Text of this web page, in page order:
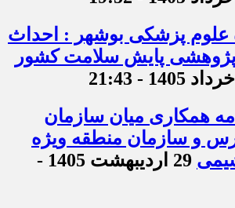
علوم پزشکی بوشهر : احداث
پایش سلامت کشور
همکاری میان سازمان
و سازمان منطقه ویژه
29 اردیبهشت 1405 -